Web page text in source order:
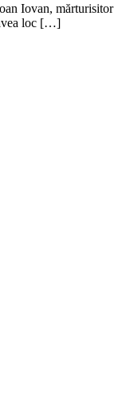
Iovan, mărturisitor
loc […]